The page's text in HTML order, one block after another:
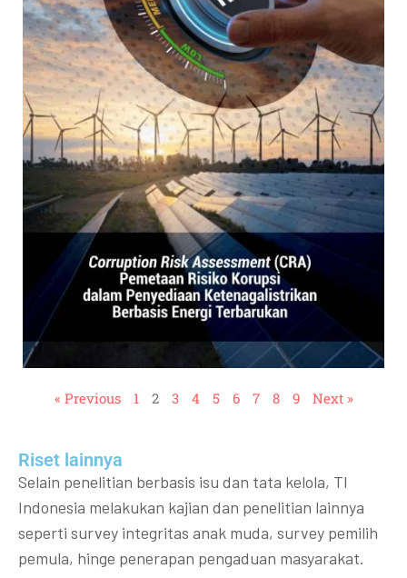
« Previous 1 2 3 4 5 6 7 8 9 Next »
Riset lainnya​​
Selain penelitian berbasis isu dan tata kelola, TI
Indonesia melakukan kajian dan penelitian lainnya
seperti survey integritas anak muda, survey pemilih
pemula, hinge penerapan pengaduan masyarakat.